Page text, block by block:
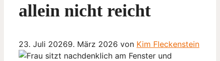
allein nicht reicht
23. Juli 20269. März 2026 von Kim Fleckenstein